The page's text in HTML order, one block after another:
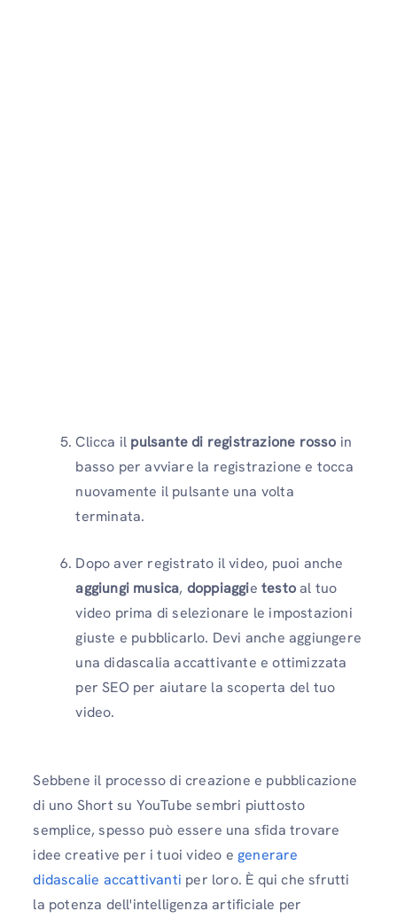
Clicca il pulsante di registrazione rosso in
basso per avviare la registrazione e tocca
nuovamente il pulsante una volta
terminata.
Dopo aver registrato il video, puoi anche
aggiungi musica, doppiaggietestoal tuo
video prima di selezionare le impostazioni
giuste e pubblicarlo. Devi anche aggiungere
una didascalia accattivante e ottimizzata
per SEO per aiutare la scoperta del tuo
video.
Sebbene il processo di creazione e pubblicazione
di uno Short su YouTube sembri piuttosto
semplice, spesso può essere una sfida trovare
idee creative per i tuoi video e generare
didascalie accattivanti per loro. È qui che sfrutti
la potenza dell'intelligenza artificiale per